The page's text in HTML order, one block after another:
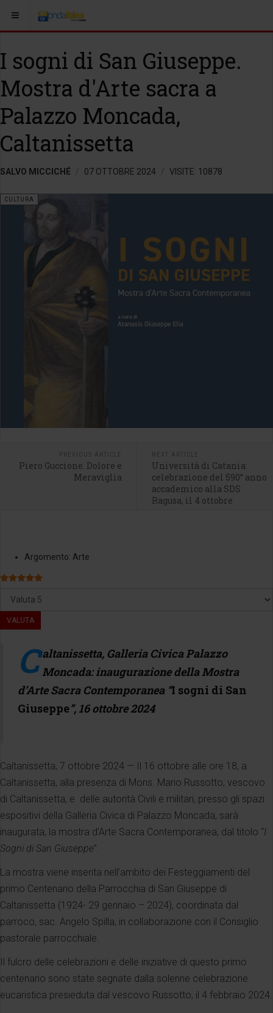
I sogni di San Giuseppe.
Mostra d'Arte sacra a
Palazzo Moncada,
Caltanissetta
SALVO MICCICHÉ 07 OTTOBRE 2024 VISITE: 10878
CULTURA
PREVIOUS ARTICLE
Piero Guccione. Dolore e
Meraviglia
NEXT ARTICLE
Università di Catania:
celebrazione del 590° anno
accademico alla SDS
Ragusa, il 4 ottobre
Argomento: Arte
Valutazione attuale:
Valuta
C altanissetta, Galleria Civica Palazzo
Moncada: inaugurazione della Mostra
d’Arte Sacra Contemporanea “I sogni di San
Giuseppe”, 16 ottobre 2024
Caltanissetta, 7 ottobre 2024 — Il 16 ottobre alle ore 18, a
Caltanissetta, alla presenza di Mons. Mario Russotto, vescovo
di Caltanissetta, e delle autorità Civili e militari, presso gli spazi
espositivi della Galleria Civica di Palazzo Moncada, sarà
inaugurata, la mostra d’Arte Sacra Contemporanea, dal titolo “I
Sogni di San Giuseppe”.
La mostra viene inserita nell’ambito dei Festeggiamenti del
primo Centenario della Parrocchia di San Giuseppe di
Caltanissetta (1924- 29 gennaio – 2024), coordinata dal
parroco, sac. Angelo Spilla, in collaborazione con il Consiglio
pastorale parrocchiale.
Il fulcro delle celebrazioni e delle iniziative di questo primo
centenario sono state segnate dalla solenne celebrazione
eucaristica presieduta dal vescovo Russotto, il 4 febbraio 2024.